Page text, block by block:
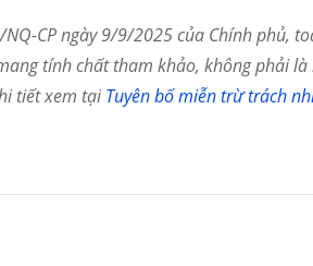
CP ngày 9/9/2025 của Chính phủ,
tính chất tham khảo, không phải là
tiết xem tạiTuyên bố miễn trừ trách